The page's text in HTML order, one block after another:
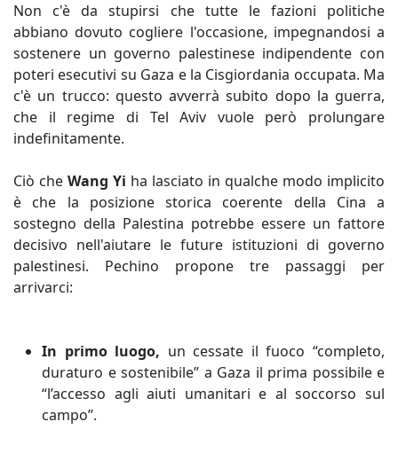
Non c'è da stupirsi che tutte le fazioni politiche
abbiano dovuto cogliere l'occasione, impegnandosi a
sostenere un governo palestinese indipendente con
poteri esecutivi su Gaza e la Cisgiordania occupata. Ma
c'è un trucco: questo avverrà subito dopo la guerra,
che il regime di Tel Aviv vuole però prolungare
indefinitamente.
Ciò che Wang Yi ha lasciato in qualche modo implicito
è che la posizione storica coerente della Cina a
sostegno della Palestina potrebbe essere un fattore
decisivo nell'aiutare le future istituzioni di governo
palestinesi. Pechino propone tre passaggi per
arrivarci:
In primo luogo, un cessate il fuoco “completo,
duraturo e sostenibile” a Gaza il prima possibile e
“l’accesso agli aiuti umanitari e al soccorso sul
campo”.